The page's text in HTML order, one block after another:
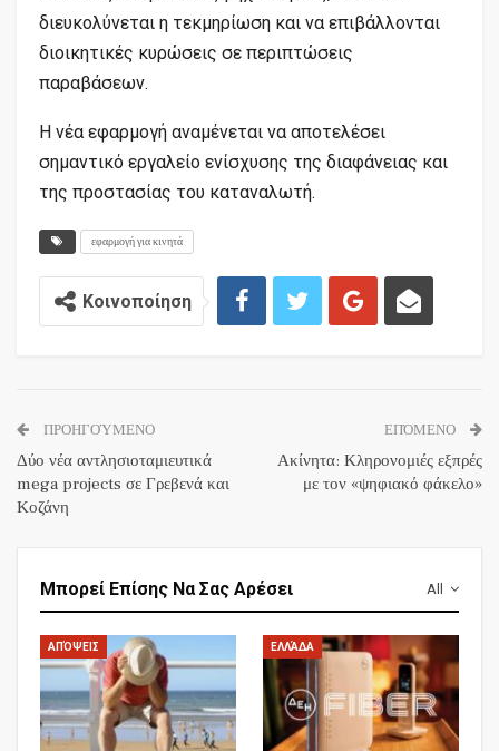
διευκολύνεται η τεκμηρίωση και να επιβάλλονται
διοικητικές κυρώσεις σε περιπτώσεις
παραβάσεων.
Η νέα εφαρμογή αναμένεται να αποτελέσει
σημαντικό εργαλείο ενίσχυσης της διαφάνειας και
της προστασίας του καταναλωτή.
εφαρμογή για κινητά
Κοινοποίηση
ΠΡΟΗΓΟΎΜΕΝΟ
Δύο νέα αντλησιοταμιευτικά
mega projects σε Γρεβενά και
Κοζάνη
ΕΠΌΜΕΝΟ
Ακίνητα: Κληρονομιές εξπρές
με τον «ψηφιακό φάκελο»
All
Μπορεί Επίσης Να Σας Αρέσει
ΑΠΌΨΕΙΣ ΕΛΛΆΔΑ